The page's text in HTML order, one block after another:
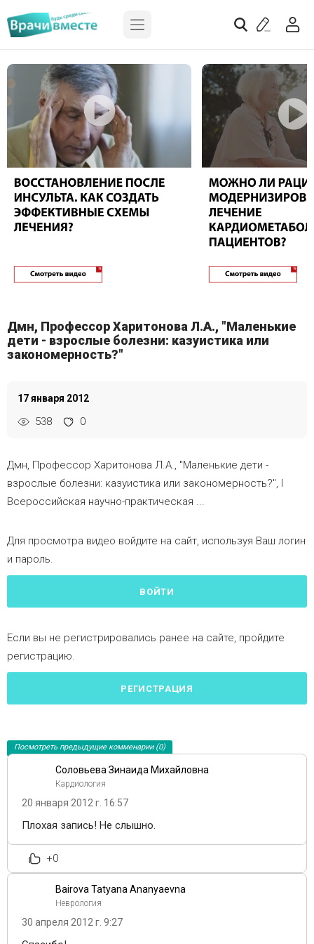
Дмн, Профессор Харитонова Л.А., "Маленькие
дети - взрослые болезни: казуистика или
закономерность?"
17 января 2012
538 0
Дмн, Профессор Харитонова Л.А., "Маленькие дети -
взрослые болезни: казуистика или закономерность?", I
Всероссийская научно-практическая ...
Для просмотра видео войдите на сайт, используя Ваш логин
и пароль.
ВОЙТИ
Если вы не регистрировались ранее на сайте, пройдите
регистрацию.
РЕГИСТРАЦИЯ
Посмотреть предыдущие комменарии (0)
Соловьева Зинаида Михайловна
Кардиология
20 января 2012 г. 16:57
Плохая запись! Не слышно.
+0
Bairova Tatyana Ananyaevna
Неврология
30 апреля 2012 г. 9:27